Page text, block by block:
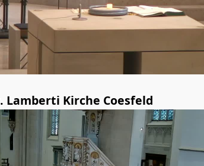
Lamberti Kirche Coesfeld